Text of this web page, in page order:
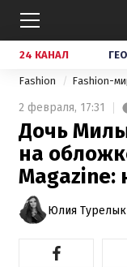
24 КАНАЛ
Fashion Fashion-
2 февраля, 17:31
Дочь
на
Юлия Турелык